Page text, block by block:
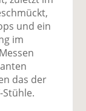
und ein
im
das der